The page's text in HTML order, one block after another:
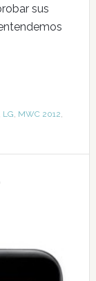
sus
LG MWC 2012